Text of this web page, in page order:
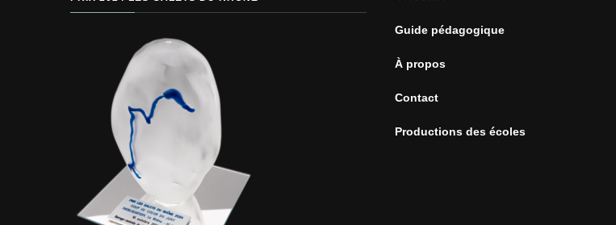
Guide pédagogique
À propos
Contact
Productions des écoles